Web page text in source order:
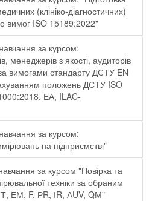
(клініко-діагностичних)
вимог ISO 15189:2022"
за курсом:
менеджерів з якості, аудиторів
вимогами стандарту ДСТУ EN
положень ДСТУ ISO
ЕА, ILAC-
за курсом:
на підприємстві"
за курсом "Повірка та
техніки за обраним
ЕМ, F, РR, ІR, АUV, QМ"